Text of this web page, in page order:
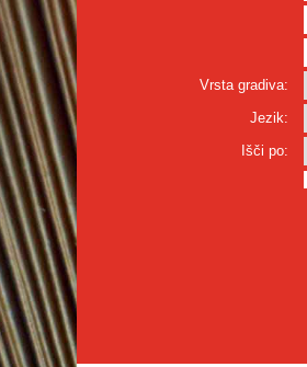
Vrsta gradiva:
Jezik:
Išči po: